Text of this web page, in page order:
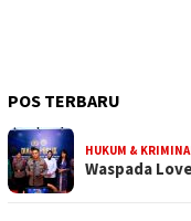
POS TERBARU
HUKUM &
Waspada